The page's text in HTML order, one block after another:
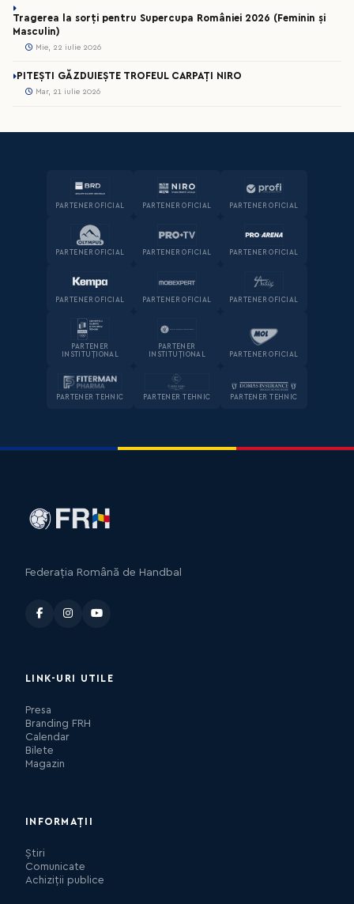
Tragerea la sorți pentru Supercupa României 2026 (Feminin și
Masculin)
Mie, 22 iulie 2026
PITEȘTI GĂZDUIEȘTE TROFEUL CARPAȚI NIRO
Mar, 21 iulie 2026
PARTENER OFICIAL PARTENER OFICIAL PARTENER OFICIAL
PARTENER OFICIAL PARTENER OFICIAL PARTENER OFICIAL
PARTENER OFICIAL PARTENER OFICIAL PARTENER OFICIAL
PARTENER
INSTITUȚIONAL
PARTENER
INSTITUȚIONAL
PARTENER OFICIAL
PARTENER TEHNIC PARTENER TEHNIC PARTENER TEHNIC
Federația Română de Handbal
LINK-URI UTILE
Presa
Branding FRH
Calendar
Bilete
Magazin
INFORMAȚII
Știri
Comunicate
Achiziții publice